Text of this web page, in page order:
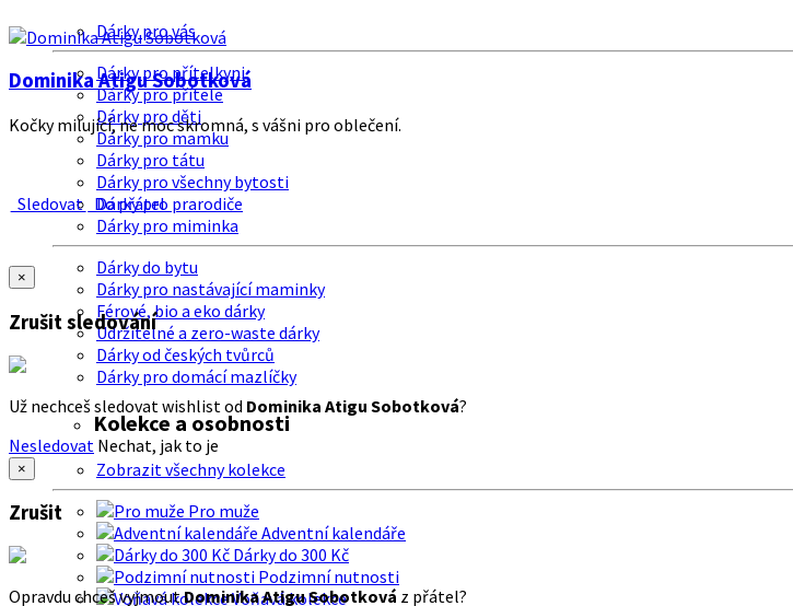
Dárky pro vás
Dárky pro přítelkyni
Dárky pro přítele
Dárky pro děti
Dárky pro mamku
Dárky pro tátu
Dárky pro všechny bytosti
Dárky pro prarodiče
Dárky pro miminka
Dárky do bytu
Dárky pro nastávající maminky
Férové, bio a eko dárky
Udržitelné a zero-waste dárky
Dárky od českých tvůrců
Dárky pro domácí mazlíčky
Kolekce a osobnosti
Zobrazit všechny kolekce
Pro muže
Adventní kalendáře
Dárky do 300 Kč
Podzimní nutnosti
Voňavá kolekce
Dominika Atigu Sobotková
Kočky milující, ne moc skromná, s vášni pro oblečení.
Sledovat Do přátel
×
Zrušit sledování
Už nechceš sledovat wishlist od Dominika Atigu Sobotková?
Nesledovat Nechat, jak to je
×
Zrušit
Opravdu chceš vyjmoutDominika Atigu Sobotková z přátel?